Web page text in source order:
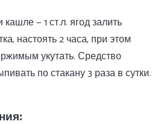
— 1 ст.л. ягод залить
настоять 2 часа, при этом
укутать. Средство
по стакану 3 раза в сутки.